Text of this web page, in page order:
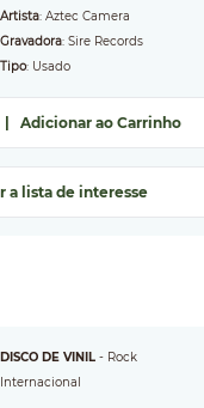
Artista: Aztec Camera
Gravadora: Sire Records
Tipo: Usado
Adicionar ao Carrinho
a lista de interesse
DISCO DE VINIL - Rock
Internacional